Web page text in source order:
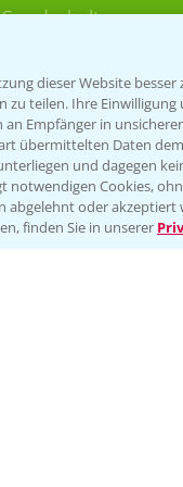
Sonderkulturen
dieser Website besser
teilen. Ihre Einwilligung
Empfänger in
übermittelten Daten
und dagegen
Cookies,
oder akzeptiert
finden Sie in unserer